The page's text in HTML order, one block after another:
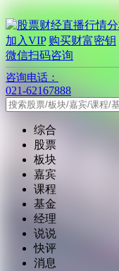
加入VIP 购买财富密钥
微信扫码咨询
咨询电话：
021-62167888
综合
股票
板块
嘉宾
课程
基金
经理
说说
快评
消息